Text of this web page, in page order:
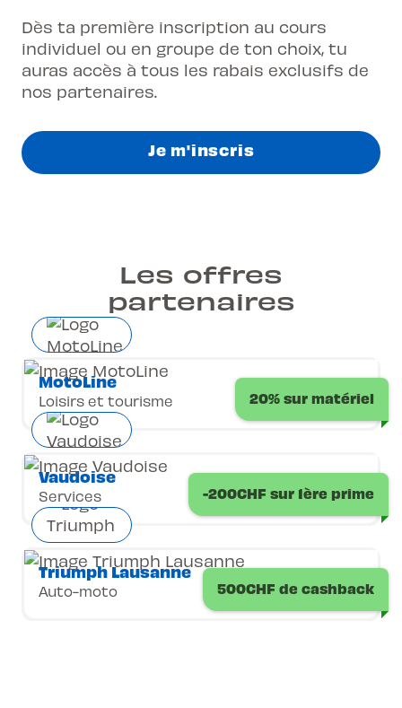
Dès ta première inscription au cours
individuel ou en groupe de ton choix, tu
auras accès à tous les rabais exclusifs de
nos partenaires.
Je m'inscris
Les offres
partenaires
20% sur matériel
MotoLine
Loisirs et tourisme
-200CHF sur 1ère prime
Vaudoise
Services
500CHF de cashback
Triumph Lausanne
Auto-moto